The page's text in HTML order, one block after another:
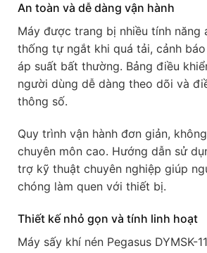
An toàn và dễ dàng vận hành
Máy được trang bị nhiều tính năng
thống tự ngắt khi quá tải, cảnh
áp suất bất thường. Bảng điều
người dùng dễ dàng theo dõi và
thông số.
Quy trình vận hành đơn giản,
chuyên môn cao. Hướng dẫn sử
trợ kỹ thuật chuyên nghiệp giúp
chóng làm quen với thiết bị.
Thiết kế nhỏ gọn và tính linh hoạt
Máy sấy khí nén Pegasus DYMSK-